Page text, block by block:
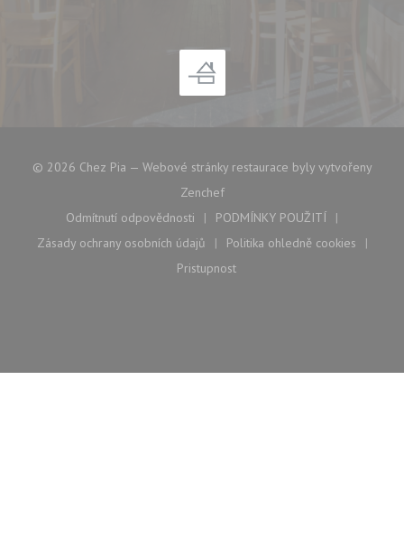
© 2026 Chez Pia — Webové stránky restaurace byly vytvořeny
Zenchef((otevře se v novém okně))
Odmítnutí odpovědnosti
((otevře se v novém okně))
PODMÍNKY POUŽITÍ
((otevře se v novém
Zásady ochrany osobních údajů
((otevře se v novém okně))
Politika ohledně cookies
((otevře se v
Pristupnost
((otevře se v novém okně))